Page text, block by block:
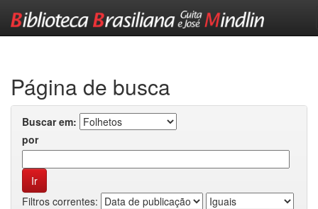
Página de busca
Buscar em:
por
Filtros correntes: